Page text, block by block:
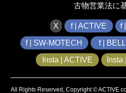
古物営業法に
X f | ACTIVE f
f | SW-MOTECH f | BELL
Insta | ACTIVE
All Rights Reserved, Copyright © ACTIVE